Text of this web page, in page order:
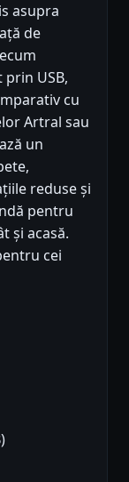
asupra
de
prin USB,
cu
Artral sau
un
reduse și
pentru
și acasă.
cei